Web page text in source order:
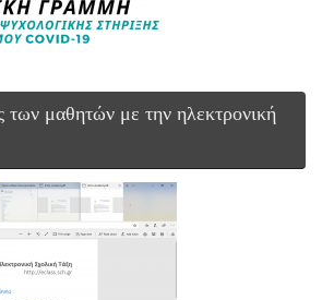
των μαθητών με την ηλεκτρονική